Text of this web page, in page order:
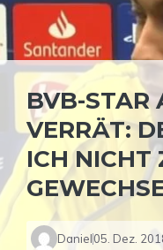
BVB-STAR
VERRÄT:
ICH NICHT
Daniel05. Dez.